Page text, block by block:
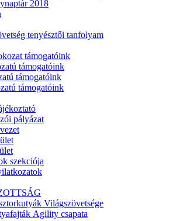
2018
tenyésztői tanfolyam
támogatóink
támogatóink
támogatóink
támogatóink
pályázat
szekciója
Világszövetsége
Agility csapata